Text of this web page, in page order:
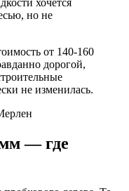
но не
от 140-160
дорогой,
не изменилась.
— где